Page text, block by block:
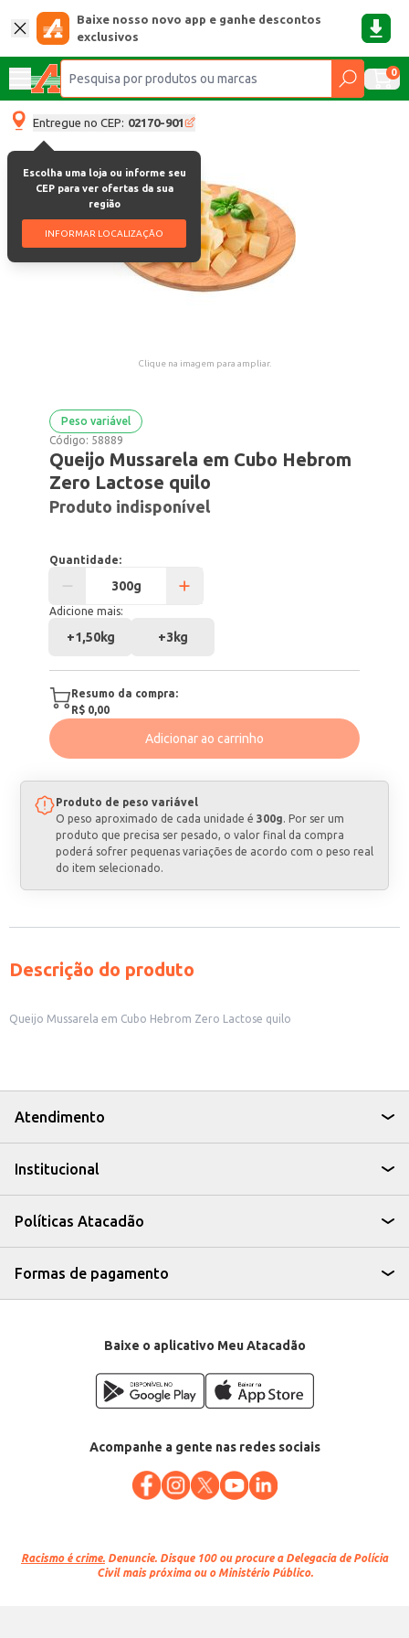
Baixe nosso novo app e ganhe descontos
exclusivos
0
Entregue no CEP: 02170-901
Escolha uma loja ou informe seu
CEP para ver ofertas da sua
região
INFORMAR LOCALIZAÇÃO
Clique na imagem para ampliar.
Peso variável
Código: 58889
Queijo Mussarela em Cubo Hebrom
Zero Lactose quilo
Produto indisponível
Quantidade:
Adicione mais:
+1,50kg +3kg
Resumo da compra:
R$ 0,00
Adicionar ao carrinho
Produto de peso variável
O peso aproximado de cada unidade é 300g. Por ser um
produto que precisa ser pesado, o valor final da compra
poderá sofrer pequenas variações de acordo com o peso real
do item selecionado.
Descrição do produto
Queijo Mussarela em Cubo Hebrom Zero Lactose quilo
Atendimento
Institucional
Políticas Atacadão
Formas de pagamento
Baixe o aplicativo Meu Atacadão
Acompanhe a gente nas redes sociais
Racismo é crime. Denuncie. Disque 100 ou procure a Delegacia de Polícia
Civil mais próxima ou o Ministério Público.